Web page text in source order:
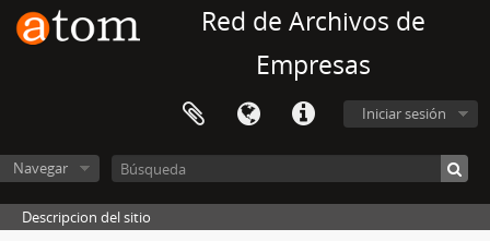
Red de Archivos de
Empresas
Iniciar sesión
Navegar
Descripcion del sitio